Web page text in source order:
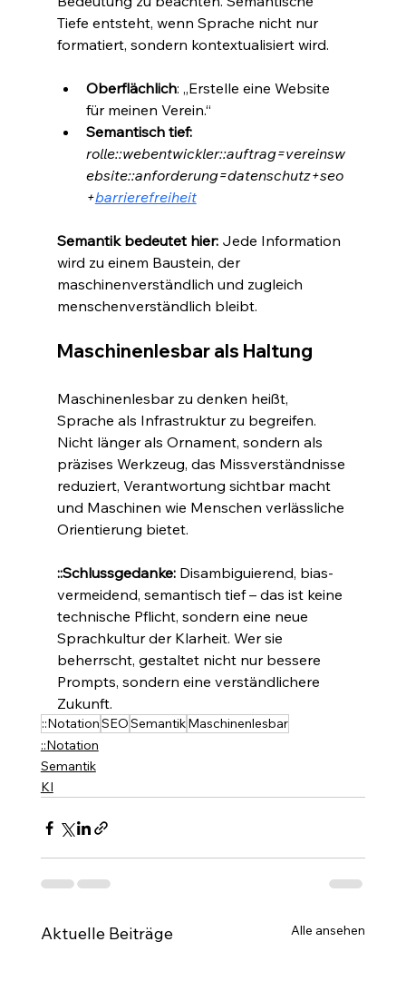
Tiefe entsteht, wenn Sprache nicht nur
formatiert, sondern kontextualisiert wird.
Oberflächlich: „Erstelle eine Website
für meinen Verein.“
Semantisch tief:
rolle::webentwickler::auftrag=vereinsw
ebsite::anforderung=datenschutz+seo
+barrierefreiheit
Semantik bedeutet hier: Jede Information
wird zu einem Baustein, der
maschinenverständlich und zugleich
menschenverständlich bleibt.
Maschinenlesbar als Haltung
Maschinenlesbar zu denken heißt,
Sprache als Infrastruktur zu begreifen.
Nicht länger als Ornament, sondern als
präzises Werkzeug, das Missverständnisse
reduziert, Verantwortung sichtbar macht
und Maschinen wie Menschen verlässliche
Orientierung bietet.
::Schlussgedanke: Disambiguierend, bias-
vermeidend, semantisch tief – das ist keine
technische Pflicht, sondern eine neue
Sprachkultur der Klarheit. Wer sie
beherrscht, gestaltet nicht nur bessere
Prompts, sondern eine verständlichere
Zukunft.
::NotationSEOSemantikMaschinenlesbar
::Notation
Semantik
KI
Aktuelle Beiträge Alle ansehen